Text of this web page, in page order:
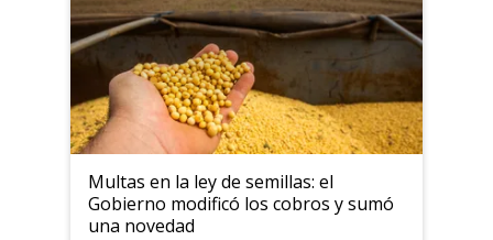
Multas en la ley de semillas: el
Gobierno modificó los cobros y sumó
una novedad